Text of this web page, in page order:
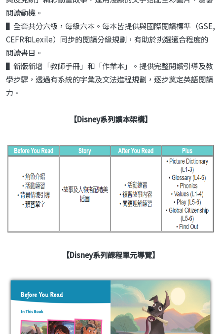
閱讀動機。
▌全套共分六級，每級六本。每本皆提供與國際閱讀標準（GSE,
CEFR和Lexile）同步的閱讀分級規劃，有助於挑選適合程度的
閱讀書目。
▌新版新增「教師手冊」和「作業本」。提供完整閱讀引導及教
學步驟，透過有系統的字彙及文法進程規劃，逐步奠定英語閱讀
力。
【Disney系列讀本架構】
【Disney系列課程單元導覽】